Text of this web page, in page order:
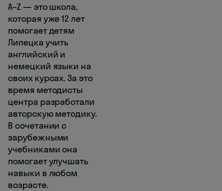
A–Z — это школа,
которая уже 12 лет
помогает детям
Липецка учить
английский и
немецкий языки на
своих курсах. За это
время методисты
центра разработали
авторскую методику.
В сочетании с
зарубежными
учебниками она
помогает улучшать
навыки в любом
возрасте.